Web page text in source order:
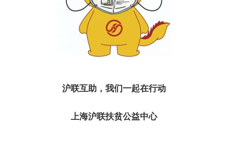
沪联互助，我们一起在行动
上海沪联扶贫公益中心